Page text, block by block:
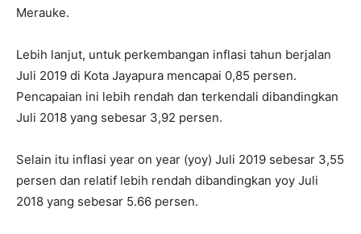
Merauke.
Lebih lanjut, untuk perkembangan inflasi tahun berjalan
Juli 2019 di Kota Jayapura mencapai 0,85 persen.
Pencapaian ini lebih rendah dan terkendali dibandingkan
Juli 2018 yang sebesar 3,92 persen.
Selain itu inflasi year on year (yoy) Juli 2019 sebesar 3,55
persen dan relatif lebih rendah dibandingkan yoy Juli
2018 yang sebesar 5.66 persen.